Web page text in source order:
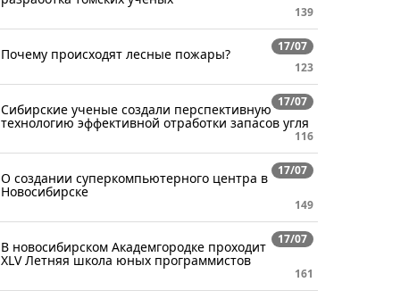
139
17/07
Почему происходят лесные пожары?
123
17/07
Сибирские ученые создали перспективную
технологию эффективной отработки запасов угля
116
17/07
О создании суперкомпьютерного центра в
Новосибирске
149
17/07
В новосибирском Академгородке проходит
XLV Летняя школа юных программистов
161